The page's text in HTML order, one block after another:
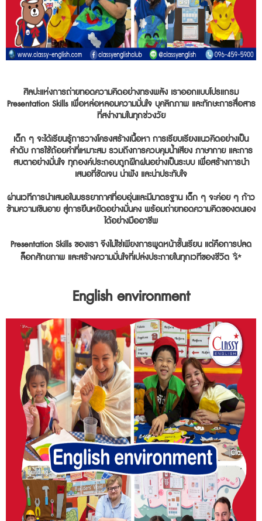
ศิลปะแห่งการถ่ายทอดความคิดอย่างทรงพลัง เราออกแบบโปรแกรม
Presentation Skills เพื่อหล่อหลอมความมั่นใจ บุคลิกภาพ และทักษะการสื่อสาร
ที่สง่างามในทุกช่วงวัย
เด็ก ๆ จะได้เรียนรู้การวางโครงสร้างเนื้อหา การเรียบเรียงแนวคิดอย่างเป็น
ลำดับ การใช้ถ้อยคำที่เหมาะสม รวมถึงการควบคุมน้ำเสียง ภาษากาย และการ
สบตาอย่างมั่นใจ ทุกองค์ประกอบถูกฝึกฝนอย่างเป็นระบบ เพื่อสร้างการนำ
เสนอที่ชัดเจน น่าฟัง และน่าประทับใจ
ผ่านเวทีการนำเสนอในบรรยากาศที่อบอุ่นและมีมาตรฐาน เด็ก ๆ จะค่อย ๆ ก้าว
ข้ามความเขินอาย สู่การยืนหยัดอย่างมั่นคง พร้อมถ่ายทอดความคิดของตนเอง
ได้อย่างมืออาชีพ
Presentation Skills ของเรา จึงไม่ใช่เพียงการพูดหน้าชั้นเรียน แต่คือการปลด
ล็อกศักยภาพ และสร้างความมั่นใจที่เปล่งประกายในทุกเวทีของชีวิต ✨
English environment